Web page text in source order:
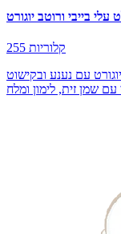
בייבי ורוטב יוגורט
255 קלוריות
עם נענע ובקישוט
עם שמן זית, לימון ומלח